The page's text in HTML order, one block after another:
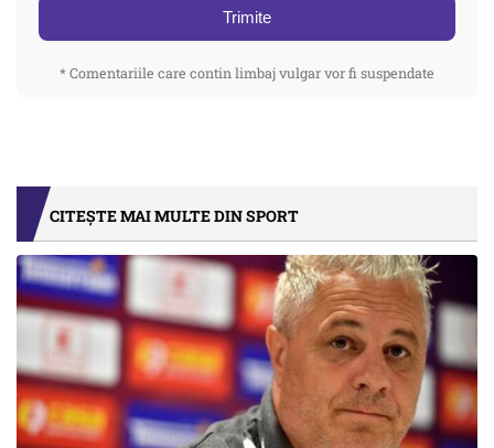
Trimite
* Comentariile care contin limbaj vulgar vor fi suspendate
CITEȘTE MAI MULTE DIN SPORT